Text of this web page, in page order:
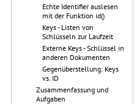
Echte Identifier auslesen
mit der Funktion id()
Keys - Listen von
Schlüsseln zur Laufzeit
Externe Keys - Schlüssel in
anderen Dokumenten
Gegenüberstellung: Keys
vs. ID
Zusammenfassung und
Aufgaben